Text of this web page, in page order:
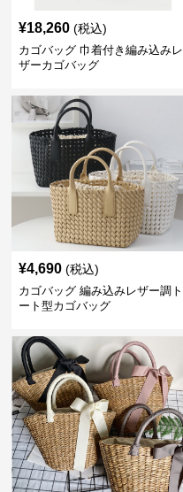
¥18,260 (税込)
カゴバッグ 巾着付き編み込みレ
ザーカゴバッグ
¥4,690 (税込)
カゴバッグ 編み込みレザー調ト
ート型カゴバッグ